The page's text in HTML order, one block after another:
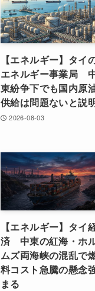
【エネルギー】タイ
エネルギー事業局
東紛争下でも国内原
供給は問題ないと説
2026-08-03
【エネルギー】タイ
済 中東の紅海・ホ
ムズ両海峡の混乱で
料コスト急騰の懸念
まる